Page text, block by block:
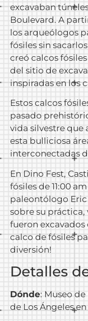
excavaban
Boulevard. A
los arqueólogos
fósiles sin
creó calcos
del sitio de
inspiradas en los
Estos calcos
pasado
vida silvestre que
esta bulliciosa
interconectadas
En Dino Fest,
fósiles de 11:00
paleontólogo
sobre su práctica,
fueron
calco de fósiles
diversión!
Detalles
Dónde: Museo
de Los Ángeles